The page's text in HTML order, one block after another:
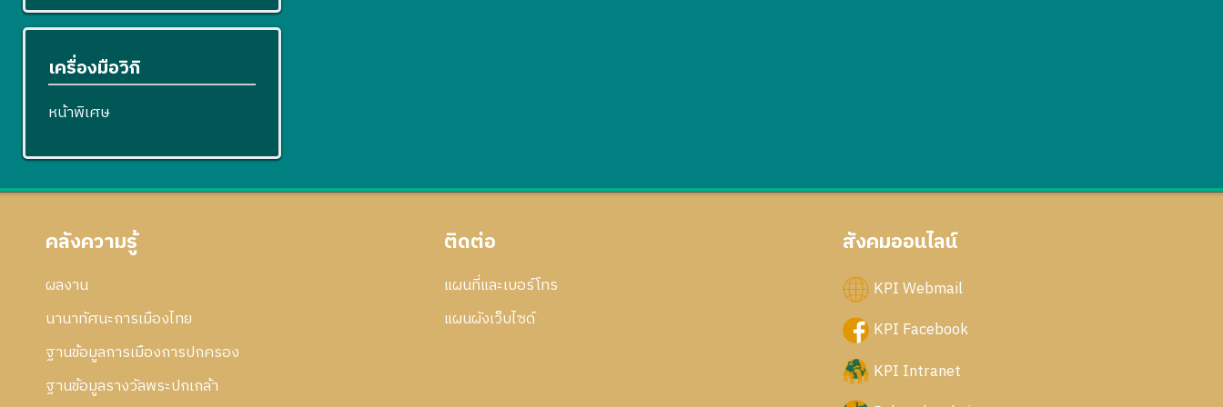
เครื่องมือวิกิ
หน้าพิเศษ
คลังความรู้
ผลงาน
นานาทัศนะการเมืองไทย
ฐานข้อมูลการเมืองการปกครอง
ฐานข้อมูลรางวัลพระปกเกล้า
ติดต่อ
แผนที่และเบอร์โทร
แผนผังเว็บไซด์
สังคมออนไลน์
KPI Webmail
KPI Facebook
KPI Intranet